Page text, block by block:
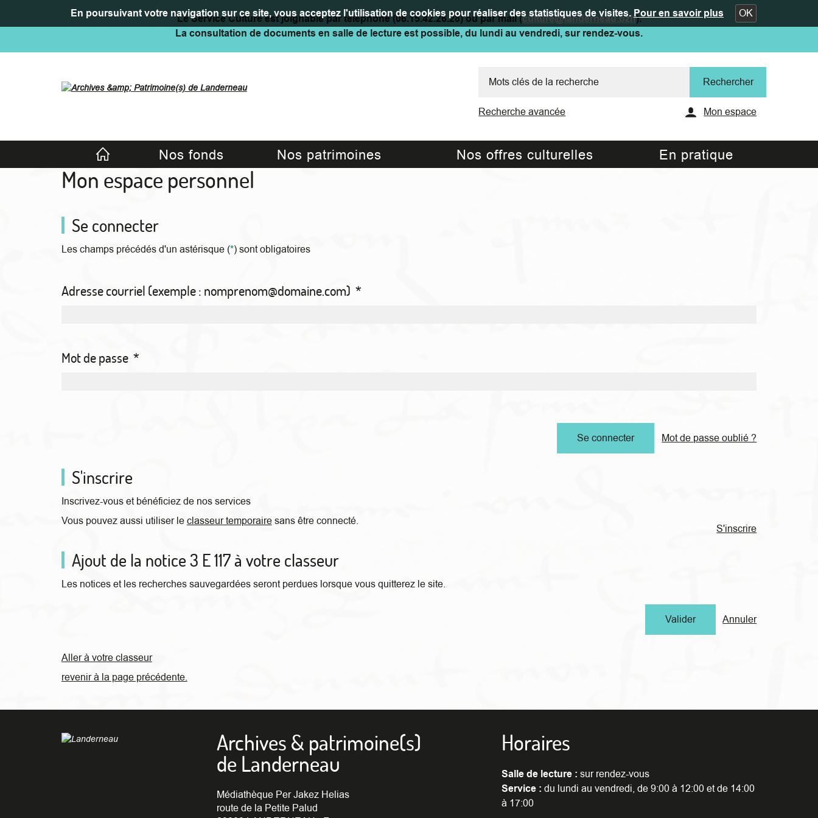
En poursuivant votre navigation sur ce site, vous acceptez l'utilisation de cookies pour réaliser des statistiques de visites.Pour en savoir plus OK
Le Service Culture est joignable par téléphone (06.15.42.26.28) ou par mail (culture@landerneau.bzh).
La consultation de documents en salle de lecture est possible, du lundi au vendredi, sur rendez-vous.
Recherche avancée Mon espace
Accueil Nos fonds Nos patrimoines Nos offres culturelles En pratique
Mon espace personnel
Se connecter
Les champs précédés d'un astérisque (*) sont obligatoires
Adresse courriel (exemple : nomprenom@domaine.com) *
Mot de passe *
Mot de passe oublié ?
S'inscrire
Inscrivez-vous et bénéficiez de nos services
S'inscrire
Vous pouvez aussi utiliser leclasseur temporairesans être connecté.
Ajout de la notice 3 E 117 à votre classeur
Les notices et les recherches sauvegardées seront perdues lorsque vous quitterez le site.
Annuler
Aller à votre classeur
revenir à la page précédente.
Archives & patrimoine(s)
de Landerneau
Médiathèque Per Jakez Helias
route de la Petite Palud
Horaires
Salle de lecture : sur rendez-vous
Service : du lundi au vendredi, de 9:00 à 12:00 et de 14:00
à 17:00